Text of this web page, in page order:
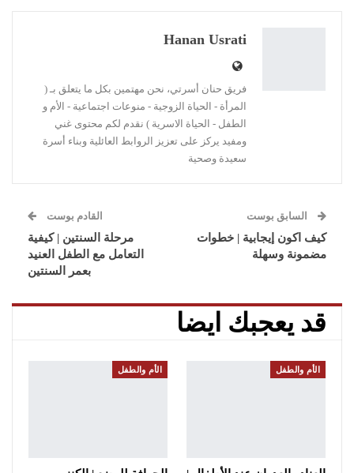
Linkedin
Hanan Usrati
فريق حنان أسرتي، نحن مهتمين بكل ما يتعلق بـ (
المرأة - الحياة الزوجية - منوعات اجتماعية - الأم و
الطفل - الحياة الاسرية ) نقدم لكم محتوى غني
ومفيد يركز على تعزيز الروابط العائلية وبناء أسرة
سعيدة وصحية
السابق بوست
كيف اكون إيجابية | خطوات
مضمونة وسهلة
القادم بوست
مرحلة السنتين | كيفية
التعامل مع الطفل العنيد
بعمر السنتين
قد يعجبك ايضا
الأم والطفل الأم والطفل